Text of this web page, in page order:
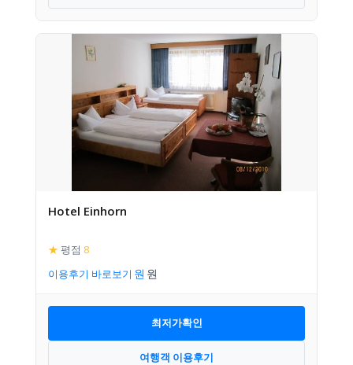
Hotel Einhorn
★ 평점 8
이용후기 바로보기
최저가확인
여행객 이용후기